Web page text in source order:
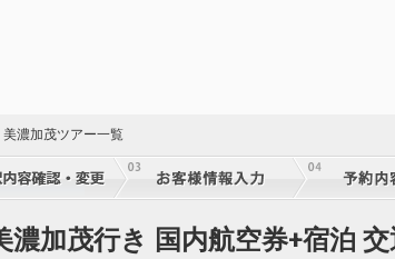
濃加茂ツアー一覧
加茂行き 国内航空券+宿泊